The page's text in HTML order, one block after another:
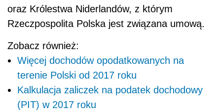
oraz Królestwa Niderlandów, z którym
Rzeczpospolita Polska jest związana umową.
Zobacz również:
Więcej dochodów opodatkowanych na
terenie Polski od 2017 roku
Kalkulacja zaliczek na podatek dochodowy
(PIT) w 2017 roku